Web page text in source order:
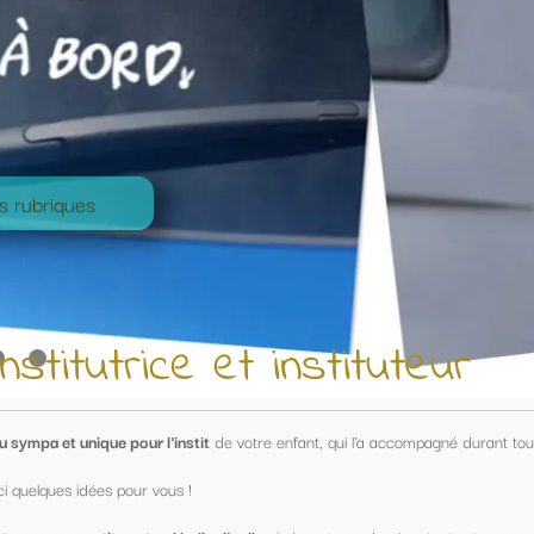
qui l'a accompagné durant toute une année !